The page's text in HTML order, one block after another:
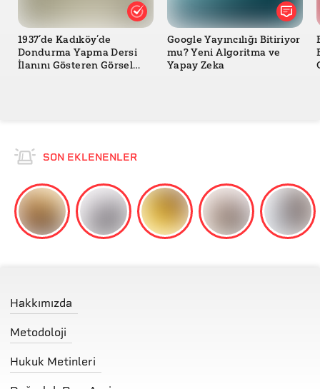
1937’de Kadıköy’de
Dondurma Yapma Dersi
İlanını Gösteren Görsel
Google Yayıncılığı Bitiriyor
mu? Yeni Algoritma ve
Yapay Zeka
SON EKLENENLER
Hakkımızda
Metodoloji
Hukuk Metinleri